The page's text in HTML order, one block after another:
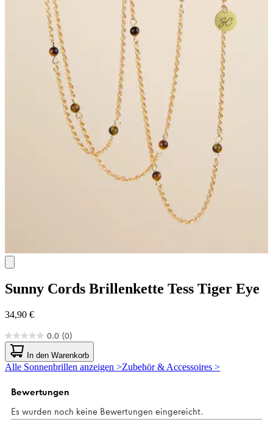
Sunny Cords Brillenkette Tess Tiger Eye
34,90 €
0.0 (0)
0.0
von
5
Sternen.
In den Warenkorb
Alle Sonnenbrillen anzeigen >Zubehör & Accessoires >